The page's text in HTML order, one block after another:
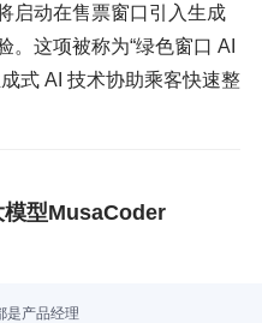
启动在售票窗口引入生成
这项被称为“绿色窗口 AI
式 AI 技术协助乘客快速整
模型MusaCoder
是产品经理